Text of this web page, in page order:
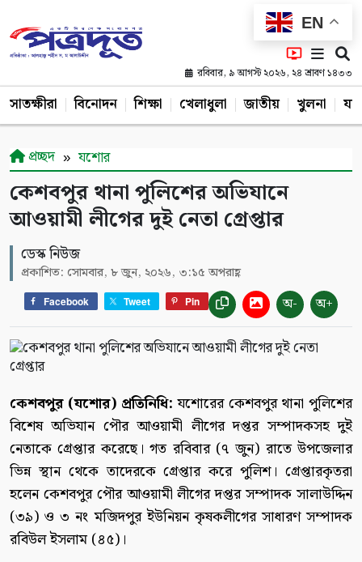
EN
রবিবার, ৯ আগস্ট ২০২৬, ২৪ শ্রাবণ ১৪৩৩
সাতক্ষীরা বিনোদন শিক্ষা খেলাধুলা জাতীয় খুলনা
প্রচ্ছদ যশোর
কেশবপুর থানা পুলিশের অভিযানে
আওয়ামী লীগের দুই নেতা গ্রেপ্তার
ডেস্ক নিউজ
প্রকাশিত: সোমবার, ৮ জুন, ২০২৬, ৩:১৫ অপরাহ্ণ
Facebook Tweet Pin অ- অ+
কেশবপুর (যশোর) প্রতিনিধি: যশোরের কেশবপুর থানা পুলিশের
বিশেষ অভিযান পৌর আওয়ামী লীগের দপ্তর সম্পাদকসহ দুই
নেতাকে গ্রেপ্তার করেছে। গত রবিবার (৭ জুন) রাতে উপজেলার
ভিন্ন স্থান থেকে তাদেরকে গ্রেপ্তার করে পুলিশ। গ্রেপ্তারকৃতরা
হলেন কেশবপুর পৌর আওয়ামী লীগের দপ্তর সম্পাদক সালাউদ্দিন
(৩৯) ও ৩ নং মজিদপুর ইউনিয়ন কৃষকলীগের সাধারণ সম্পাদক
রবিউল ইসলাম (৪৫)।